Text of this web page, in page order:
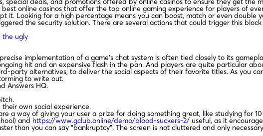
online casinos that offer the top online gaming experience for players of
Looking for a high percentage means you can boost, match or even double
the security solution. There are several actions that could trigger this
the ugly
implementation of a game’s chat system is often tied closely to its
hit and an expensive flash in the pan. And players are quite particular
alternatives, to deliver the social aspects of their favorite titles. As you
to write out.
Answers HQ.
own social experience.
a way of giving your user a prize for doing something great, like studying for
and https://www.gclub.online/demo/blood-suckers-2/ useful, as it
than you can say “bankruptcy”. The screen is not cluttered and only